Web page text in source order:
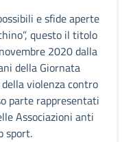
e sfide aperte
questo il titolo
2020 dalla
della Giornata
violenza contro
parte rappresentati
Associazioni anti
sport.